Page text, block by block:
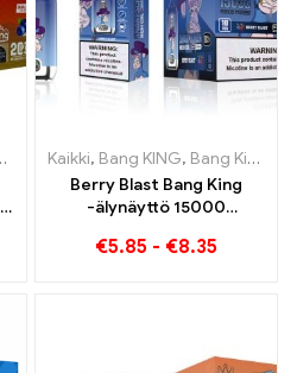
KING,Kertakäyttöiset e-
Kaikki, Bang KING, Bang King Smart Screen 15000 Pullistaa
Berry Blast Bang King
-älynäyttö 15000
sukupolven
€5.85 - €8.35